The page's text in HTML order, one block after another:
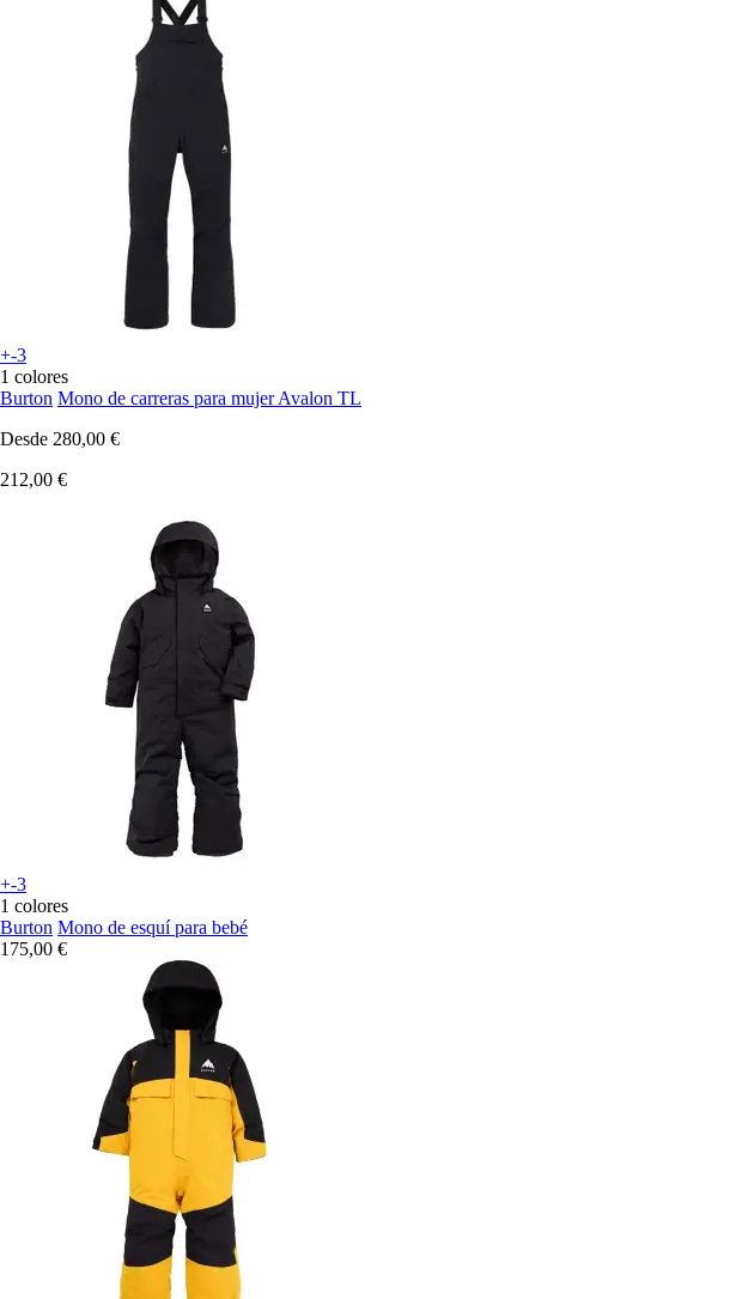
+-3
1 colores
Burton Mono de carreras para mujer Avalon TL
Desde 280,00 €
212,00 €
+-3
1 colores
Burton Mono de esquí para bebé
175,00 €